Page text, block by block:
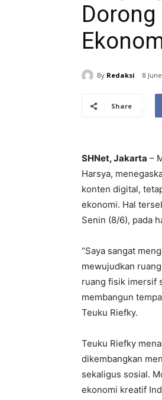
By Redaksi 8
Share
SHNet, Jakarta –
Harsya,
konten digital,
ekonomi. Hal
Senin (8/6), pada
“Saya sangat
mewujudkan
ruang fisik imersif
membangun
Teuku Riefky.
Teuku Riefky
dikembangkan
sekaligus sosial.
ekonomi kreatif